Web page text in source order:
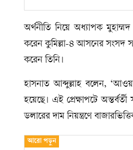
অর্থনীতি নিয়ে অধ্যাপক
করেন কুমিল্লা-৪ আসনের সংসদ
করেন তিনি।
হাসনাত আব্দুল্লাহ বলেন,
হয়েছে। এই প্রেক্ষাপটে
ডলারের দাম নিয়ন্ত্রণে